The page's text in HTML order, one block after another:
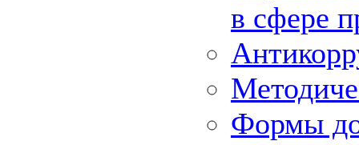
в сфере
Формы